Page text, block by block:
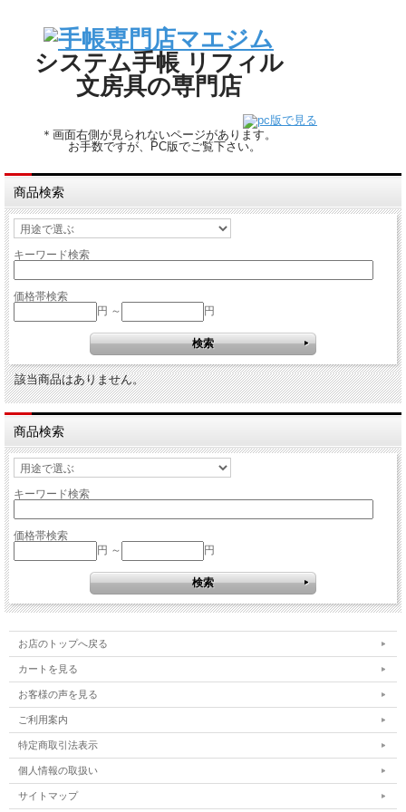
システム手帳 リフィル
文房具の専門店
＊画面右側が見られないページがあります。
お手数ですが、PC版でご覧下さい。
商品検索
キーワード検索
価格帯検索
円 ～
円
該当商品はありません。
商品検索
キーワード検索
価格帯検索
円 ～
円
お店のトップへ戻る
カートを見る
お客様の声を見る
ご利用案内
特定商取引法表示
個人情報の取扱い
サイトマップ